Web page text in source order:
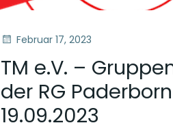
Februar 17, 2023
TM e.V. –
der RG
19.09.2023